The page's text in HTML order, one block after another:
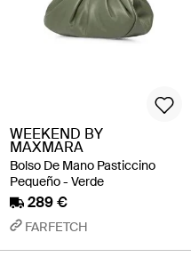
WEEKEND BY
MAXMARA
Bolso De Mano Pasticcino
Pequeño - Verde
289 €
FARFETCH